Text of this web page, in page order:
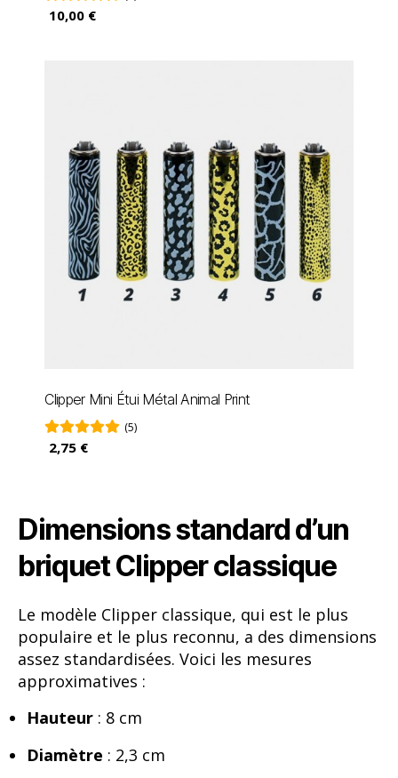
10,00 €
Clipper Mini Étui Métal Animal Print
(5)
2,75 €
Dimensions standard d’un
briquet Clipper classique
Le modèle Clipper classique, qui est le plus
populaire et le plus reconnu, a des dimensions
assez standardisées. Voici les mesures
approximatives :
Hauteur : 8 cm
Diamètre : 2,3 cm